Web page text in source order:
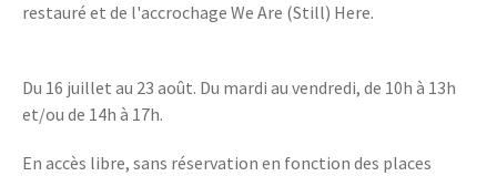
restauré et de l'accrochage We Are (Still) Here.
Du 16 juillet au 23 août. Du mardi au vendredi, de 10h à 13h
et/ou de 14h à 17h.
En accès libre, sans réservation en fonction des places